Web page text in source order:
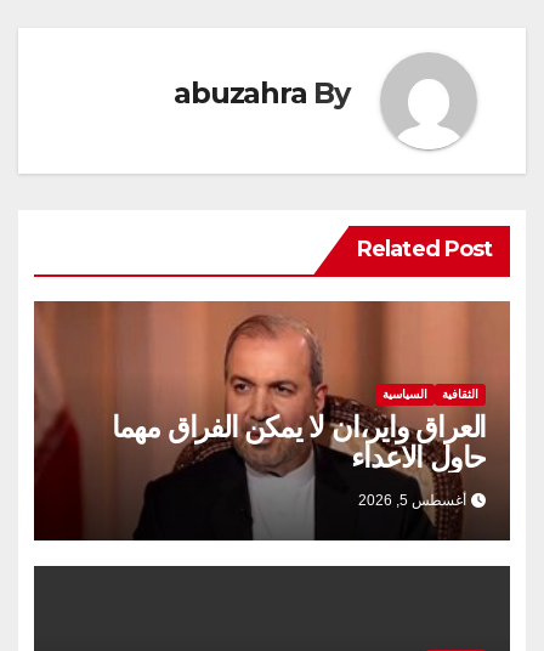
By
abuzahra
Related Post
الثقافية السياسية
العراق واير،ان لا يمكن الفراق مهما
حاول الاعداء
أغسطس 5, 2026